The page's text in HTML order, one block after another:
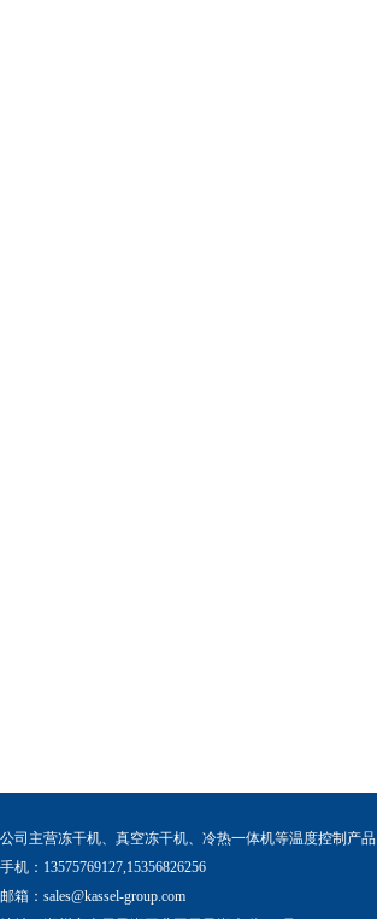
公司主营冻干机、真空冻干机、冷热一体机等温度控制产品
手机：13575769127,15356826256
邮箱： sales@kassel-group.com